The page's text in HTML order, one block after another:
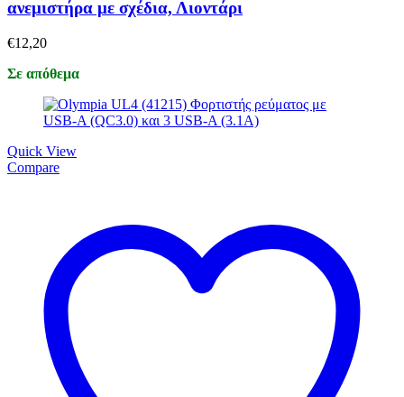
ανεμιστήρα με σχέδια, Λιοντάρι
€12,20
Σε απόθεμα
Quick View
Compare